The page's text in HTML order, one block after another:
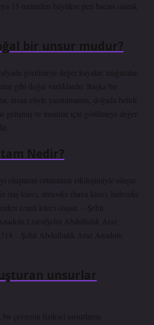
15 metreden büyükse peri bacası olarak
bir unsur mudur?
görülmeye değer kayalar, mağaralar,
gibi doğal varlıklardır. Başka bir
insan eliyle yaratılmamış, doğada belirli
gelişmiş ve insanlar için görülmeye değer
Nedir?
oluşturan ortamların etkileşimiyle oluşur.
(taş küre), atmosfer (hava küre), hidrosfer
(canlı küre) oluşur. – Şehit
LisesiŞehit Abdulhalık Araz
Abdulhalık Araz Anadolu
unsurlar
çevrenin fiziksel unsurlarını